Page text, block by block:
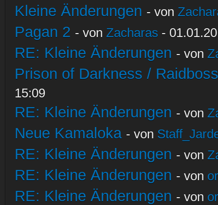
Kleine Änderungen - von
Pagan 2 - von Zacharas -
RE: Kleine Änderungen - von
Prison of Darkness /
15:09
RE: Kleine Änderungen - von
Neue Kamaloka - von
RE: Kleine Änderungen - von
RE: Kleine Änderungen - von
RE: Kleine Änderungen - von